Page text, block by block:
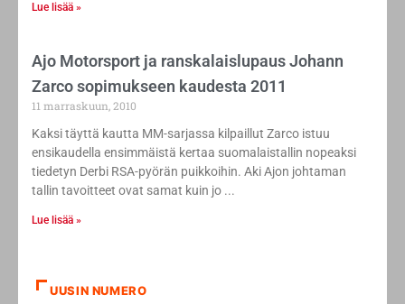
Lue lisää »
Ajo Motorsport ja ranskalaislupaus Johann
Zarco sopimukseen kaudesta 2011
11 marraskuun, 2010
Kaksi täyttä kautta MM-sarjassa kilpaillut Zarco istuu
ensikaudella ensimmäistä kertaa suomalaistallin nopeaksi
tiedetyn Derbi RSA-pyörän puikkoihin. Aki Ajon johtaman
tallin tavoitteet ovat samat kuin jo
Lue lisää »
UUSIN NUMERO